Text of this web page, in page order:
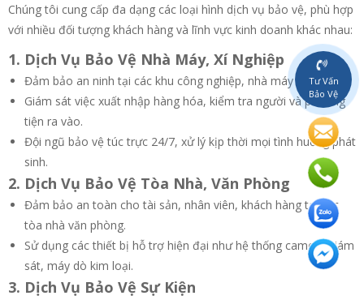
Chúng tôi cung cấp đa dạng các loại hình dịch vụ bảo vệ, phù hợp
với nhiều đối tượng khách hàng và lĩnh vực kinh doanh khác nhau:
1. Dịch Vụ Bảo Vệ Nhà Máy, Xí Nghiệp
Đảm bảo an ninh tại các khu công nghiệp, nhà máy sản xuất.
Giám sát việc xuất nhập hàng hóa, kiểm tra người và phương
tiện ra vào.
Đội ngũ bảo vệ túc trực 24/7, xử lý kịp thời mọi tình huống phát
sinh.
2. Dịch Vụ Bảo Vệ Tòa Nhà, Văn Phòng
Đảm bảo an toàn cho tài sản, nhân viên, khách hàng tại các
tòa nhà văn phòng.
Sử dụng các thiết bị hỗ trợ hiện đại như hệ thống camera giám
sát, máy dò kim loại.
3. Dịch Vụ Bảo Vệ Sự Kiện
Tư Vấn
Bảo Vệ